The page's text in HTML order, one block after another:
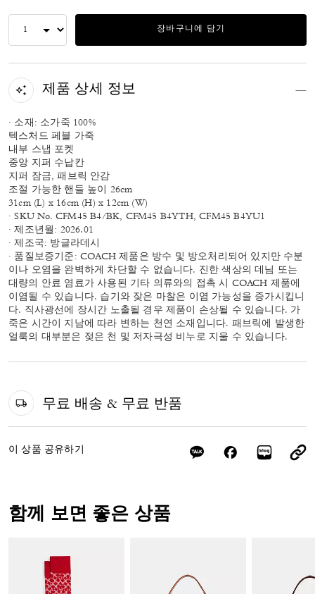
장바구니에 담기
제품 상세 정보
· 소재: 소가죽 100%
텍스처드 페블 가죽
내부 스냅 포켓
중앙 지퍼 수납칸
지퍼 잠금, 패브릭 안감
조절 가능한 핸들 높이 26cm
31cm (L) x 16cm (H) x 12cm (W)
· SKU No. CFM45 B4/BK, CFM45 B4YTH, CFM45 B4YU1
· 제조년월: 2026.01
· 제조국: 방글라데시
· 품질보증기준: COACH 제품은 방수 및 방오처리되어 있지만 수분
이나 오염을 완벽하게 차단할 수 없습니다. 진한 색상의 데님 또는
대량의 안료 염료가 사용된 기타 의류와의 접촉 시 COACH 제품에
이염될 수 있습니다. 습기와 잦은 마찰은 이염 가능성을 증가시킵니
다. 직사광선에 장시간 노출될 경우 제품이 손상될 수 있습니다. 가
죽은 시간이 지남에 따라 변하는 천연 소재입니다. 패브릭에 발생한
얼룩의 대부분은 젖은 천 및 저자극성 비누로 지울 수 있습니다.
무료 배송 & 무료 반품
이 상품 공유하기
함께 보면 좋은 상품